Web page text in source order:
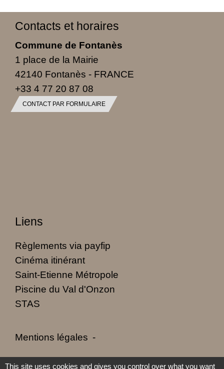
Contacts et horaires
Commune de Fontanès
1 place de la Mairie
42140 Fontanès - FRANCE
+33 4 77 20 87 08
CONTACT PAR FORMULAIRE
Liens
Règlements via payfip
Cinéma itinérant
Saint-Etienne Métropole
Piscine du Val d'Onzon
STAS
Mentions légales -
Politique de confidentialité - Accessibilité -
This site uses cookies and gives you control over what you want